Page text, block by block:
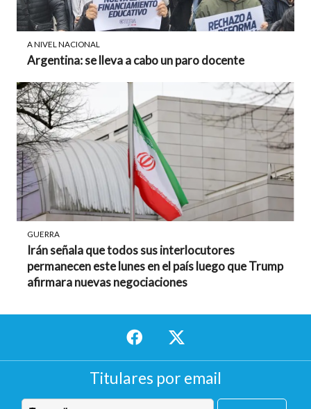
A NIVEL NACIONAL
Argentina: se lleva a cabo un paro docente
GUERRA
Irán señala que todos sus interlocutores
permanecen este lunes en el país luego que Trump
afirmara nuevas negociaciones
Titulares por email